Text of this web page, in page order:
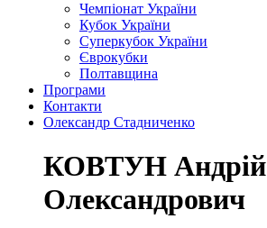
Чемпіонат України
Кубок України
Суперкубок України
Єврокубки
Полтавщина
Програми
Контакти
Олександр Стадниченко
КОВТУН Андрій
Олександрович